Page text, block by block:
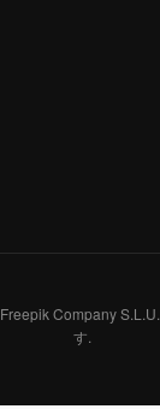
Freepik Company S.L.U.
す.